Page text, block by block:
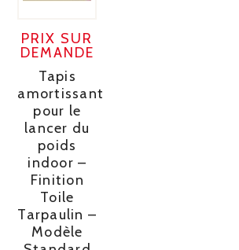
PRIX SUR
DEMANDE
Tapis
amortissant
pour le
lancer du
poids
indoor –
Finition
Toile
Tarpaulin –
Modèle